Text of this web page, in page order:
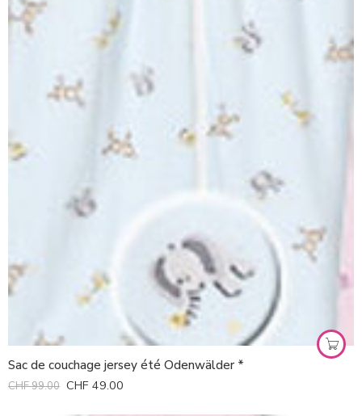
Sac de couchage jersey été Odenwälder *
CHF99.00 CHF 49.00